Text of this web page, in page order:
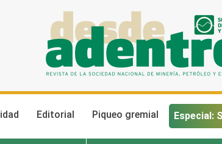
Editorial Piqueo gremial Especial: